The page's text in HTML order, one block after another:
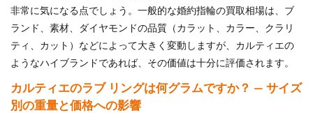
非常に気になる点でしょう。一般的な婚約指輪の買取相場は、ブ
ランド、素材、ダイヤモンドの品質（カラット、カラー、クラリ
ティ、カット）などによって大きく変動しますが、カルティエの
ようなハイブランドであれば、その価値は十分に評価されます。
カルティエのラブ リングは何グラムですか？ — サイズ
別の重量と価格への影響